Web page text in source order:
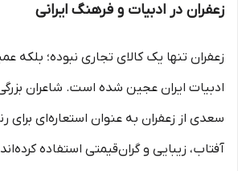
زعفران در ادبیات و فرهنگ ایرانی
زعفران تنها یک کالای تجاری نبوده؛ بلکه
ادبیات ایران عجین شده است. شاعران
سعدی از زعفران به عنوان استعاره‌ای برای
آفتاب، زیبایی و گران‌قیمتی استفاده